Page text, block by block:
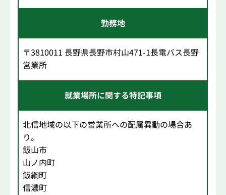
勤務地
〒3810011 長野県長野市村山471-1長電バス長野
営業所
就業場所に関する特記事項
北信地域の以下の営業所への配属異動の場合あ
り。
飯山市
山ノ内町
飯綱町
信濃町